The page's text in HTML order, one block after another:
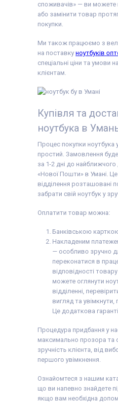
споживачів» — ви можете
або замінити товар
покупки.
Ми також працюємо з
на поставку ноутбуків
спеціальні ціни та
клієнтам.
Купівля та
ноутбука в
Процес покупки
простий. Замовлення
за 1-2 дні до найближчого
«Нової Пошти» в Умані.
відділення розташовані
забрати свій ноутбук у
Оплатити товар можна:
Банківською
Накладеним
— особливо зручно
переконатися в
відповідності
можете оглянути
відділенні,
вигляд та
Це додаткова
Процедура придбання у
максимально прозора та
зручність клієнта, від
першого увімкнення.
Ознайомтеся з нашим
що ви напевно знайдете
якщо вам необхідна